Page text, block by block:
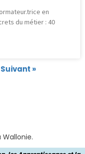
en
du métier : 40
Suivant »